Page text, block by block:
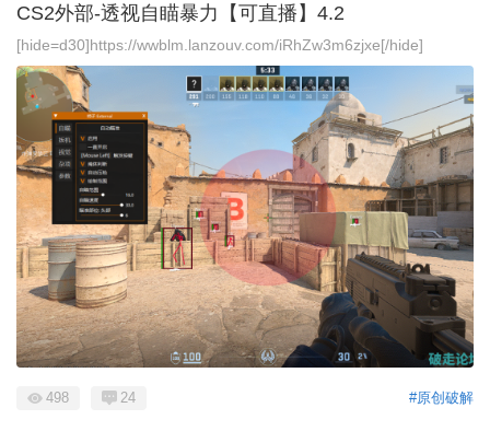
CS2外部-透视自瞄暴力【可直播】4.2
[hide=d30]https://wwblm.lanzouv.com/iRhZw3m6zjxe[/hide]
#原创破解
498 24